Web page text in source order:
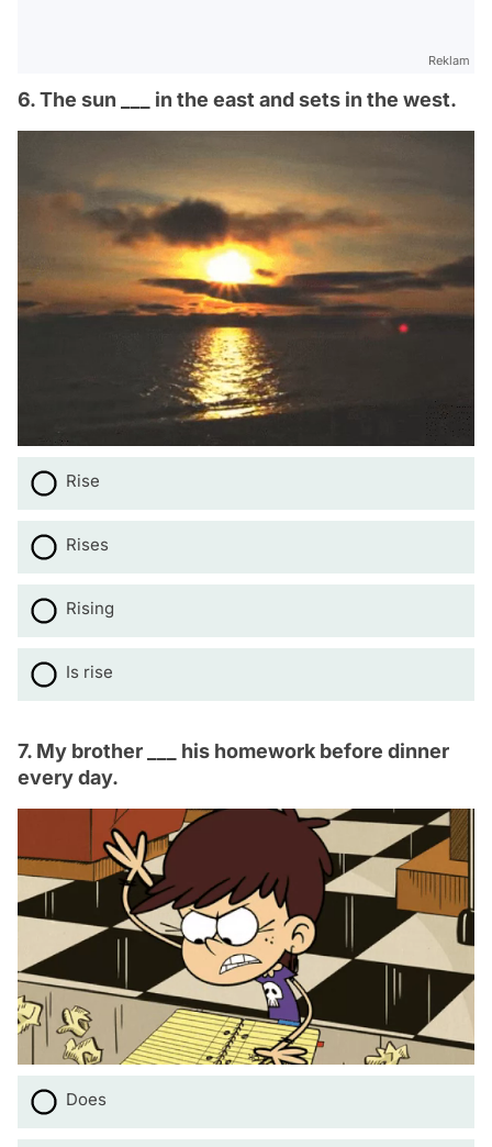
Reklam
6. The sun ___ in the east and sets in the west.
Rise
Rises
Rising
Is rise
7. My brother ___ his homework before dinner
every day.
Does